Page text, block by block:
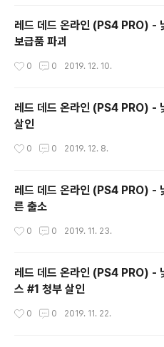
레드 데드 온라인 (PS4 PRO) -
보급품 파괴
0 0 2019. 12. 10.
레드 데드 온라인 (PS4 PRO) -
살인
0 0 2019. 12. 8.
레드 데드 온라인 (PS4 PRO) -
른 출소
0 0 2019. 11. 23.
레드 데드 온라인 (PS4 PRO) -
스 #1 청부 살인
0 0 2019. 11. 22.